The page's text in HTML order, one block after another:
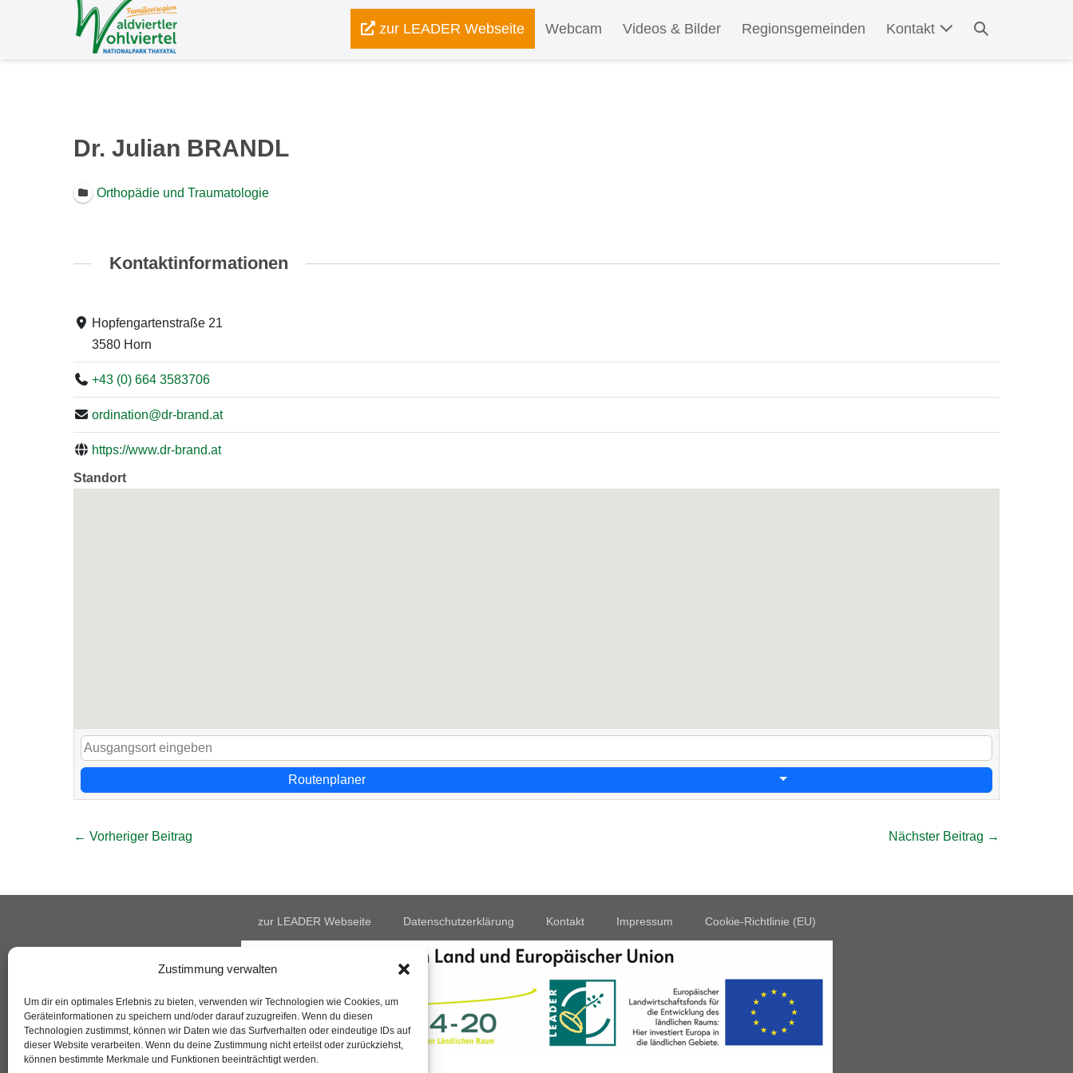
Zustimmung verwalten
Um dir ein optimales Erlebnis zu bieten, verwenden wir Technologien wie Cookies, um
Geräteinformationen zu speichern und/oder darauf zuzugreifen. Wenn du diesen
Technologien zustimmst, können wir Daten wie das Surfverhalten oder eindeutige IDs auf
dieser Website verarbeiten. Wenn du deine Zustimmung nicht erteilst oder zurückziehst,
können bestimmte Merkmale und Funktionen beeinträchtigt werden.
zur LEADER Webseite Webcam Videos & Bilder Regionsgemeinden Kontakt
Suche-
Dr. Julian BRANDL
Orthopädie und Traumatologie
Kontaktinformationen
Hopfengartenstraße 21
3580 Horn
+43 (0) 664 3583706
ordination@dr-brand.at
https://www.dr-brand.at
Standort
Routenplaner
Beitragsnavigation
← Vorheriger Beitrag Nächster Beitrag →
zur LEADER Webseite Datenschutzerklärung Kontakt Impressum Cookie-Richtlinie (EU)